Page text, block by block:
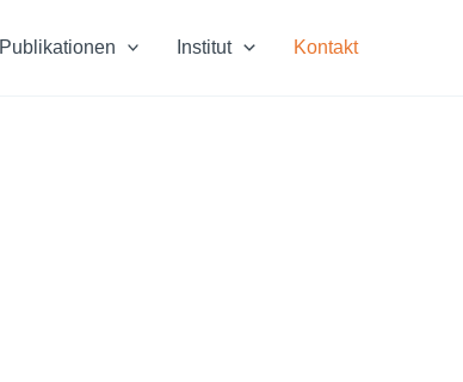
Publikationen Institut Kontakt